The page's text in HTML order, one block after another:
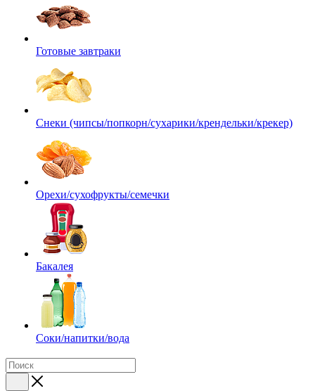
Готовые завтраки
Снеки (чипсы/попкорн/сухарики/крендельки/крекер)
Орехи/сухофрукты/семечки
Бакалея
Соки/напитки/вода